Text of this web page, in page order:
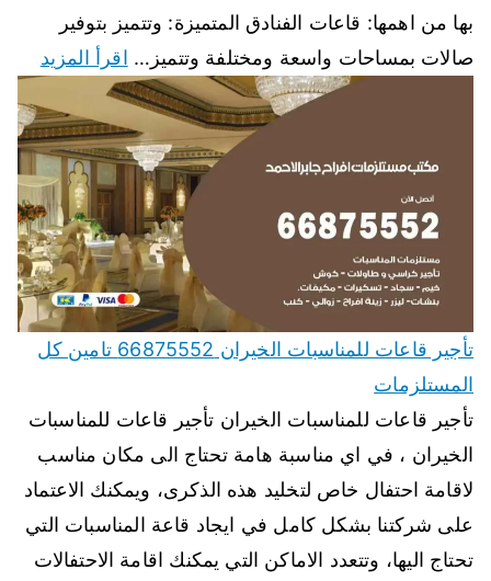
بها من اهمها: قاعات الفنادق المتميزة: وتتميز بتوفير
صالات بمساحات واسعة ومختلفة وتتميز… اقرأ المزيد
تأجير قاعات للمناسبات الخيران 66875552 تامين كل
المستلزمات
تأجير قاعات للمناسبات الخيران تأجير قاعات للمناسبات
الخيران ، في اي مناسبة هامة تحتاج الى مكان مناسب
لاقامة احتفال خاص لتخليد هذه الذكرى، ويمكنك الاعتماد
على شركتنا بشكل كامل في ايجاد قاعة المناسبات التي
تحتاج اليها، وتتعدد الاماكن التي يمكنك اقامة الاحتفالات